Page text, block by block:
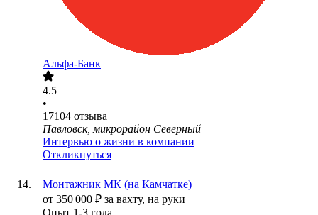
Альфа-Банк
4.5
•
17104 отзыва
Павловск, микрорайон Северный
Интервью о жизни в компании
Откликнуться
Монтажник МК (на Камчатке)
от 350 000 ₽ за вахту, на руки